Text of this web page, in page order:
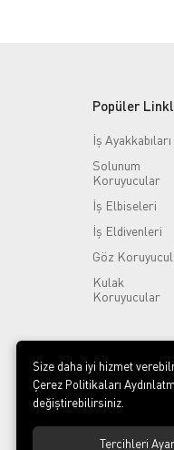
Popüler
İş Ayakkabıları
Solunum
Koruyucular
İş Elbiseleri
İş Eldivenleri
Göz
Kulak
Koruyucular
Size daha iyi hizmet
Çerez Politikaları
değiştirebilirsiniz.
Tercihleri